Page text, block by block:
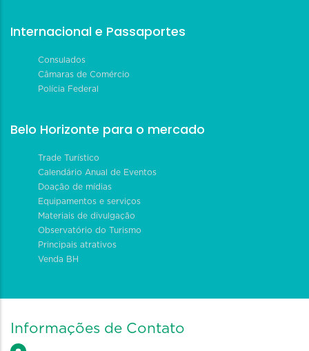
Internacional e Passaportes
Consulados
Câmaras de Comércio
Polícia Federal
Belo Horizonte para o mercado
Trade Turístico
Calendário Anual de Eventos
Doação de mídias
Equipamentos e serviços
Materiais de divulgação
Observatório do Turismo
Principais atrativos
Venda BH
Informações de Contato